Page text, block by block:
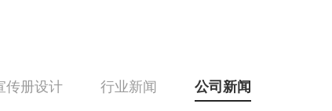
传册设计 行业新闻 公司新闻